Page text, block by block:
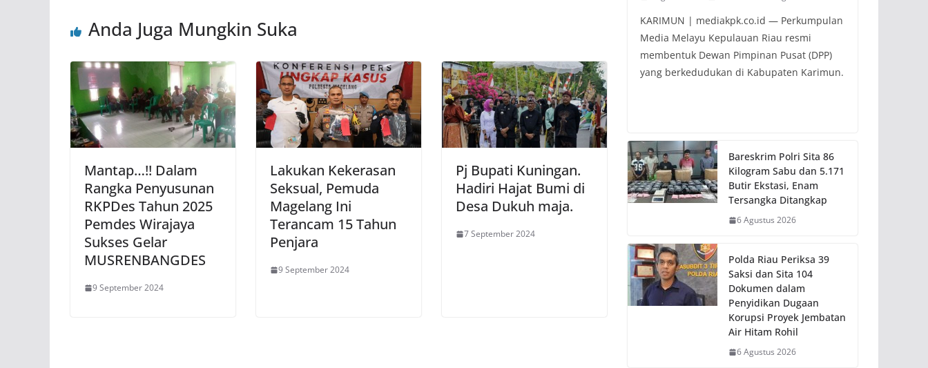
Anda Juga Mungkin Suka
Mantap…!! Dalam
Rangka Penyusunan
RKPDes Tahun 2025
Pemdes Wirajaya
Sukses Gelar
MUSRENBANGDES
9 September 2024
Lakukan Kekerasan
Seksual, Pemuda
Magelang Ini
Terancam 15 Tahun
Penjara
9 September 2024
Pj Bupati Kuningan.
Hadiri Hajat Bumi di
Desa Dukuh maja.
7 September 2024
KARIMUN | mediakpk.co.id — Perkumpulan
Media Melayu Kepulauan Riau resmi
membentuk Dewan Pimpinan Pusat (DPP)
yang berkedudukan di Kabupaten Karimun.
Bareskrim Polri Sita 86
Kilogram Sabu dan 5.171
Butir Ekstasi, Enam
Tersangka Ditangkap
6 Agustus 2026
Polda Riau Periksa 39
Saksi dan Sita 104
Dokumen dalam
Penyidikan Dugaan
Korupsi Proyek Jembatan
Air Hitam Rohil
6 Agustus 2026